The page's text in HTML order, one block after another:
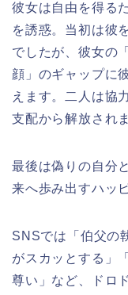
彼女は自由を得る
を誘惑。当初は彼
でしたが、彼女の
顔」のギャップに
えます。二人は協
支配から解放され
最後は偽りの自分
来へ歩み出すハッ
SNSでは「伯父の
がスカッとする」
尊い」など、ドロ